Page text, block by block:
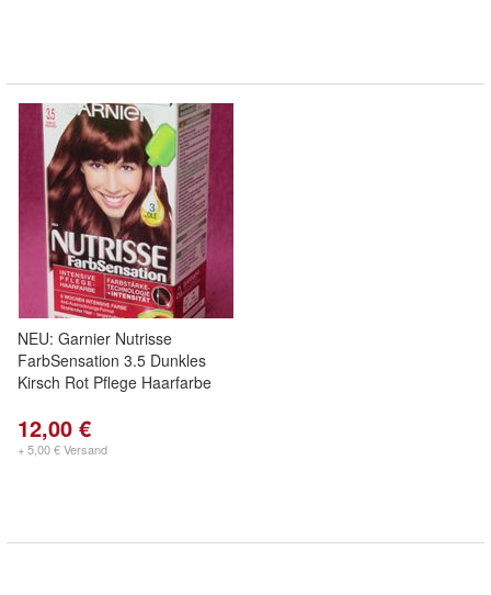
NEU: Garnier Nutrisse
FarbSensation 3.5 Dunkles
Kirsch Rot Pflege Haarfarbe
12,00 €
+ 5,00 € Versand